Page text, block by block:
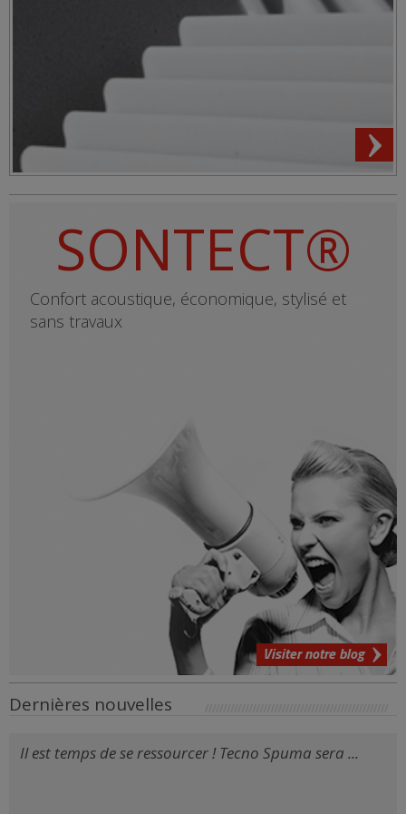
SONTECT®
Confort acoustique, économique, stylisé et
sans travaux
Visiter notre blog
Dernières nouvelles
Il est temps de se ressourcer ! Tecno Spuma sera ...